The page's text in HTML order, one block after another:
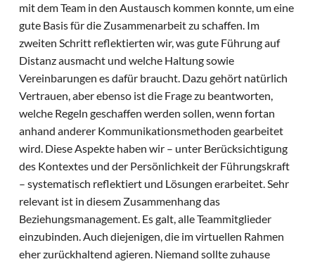
mit dem Team in den Austausch kommen konnte, um eine
gute Basis für die Zusammenarbeit zu schaffen. Im
zweiten Schritt reflektierten wir, was gute Führung auf
Distanz ausmacht und welche Haltung sowie
Vereinbarungen es dafür braucht. Dazu gehört natürlich
Vertrauen, aber ebenso ist die Frage zu beantworten,
welche Regeln geschaffen werden sollen, wenn fortan
anhand anderer Kommunikationsmethoden gearbeitet
wird. Diese Aspekte haben wir – unter Berücksichtigung
des Kontextes und der Persönlichkeit der Führungskraft
– systematisch reflektiert und Lösungen erarbeitet. Sehr
relevant ist in diesem Zusammenhang das
Beziehungsmanagement. Es galt, alle Teammitglieder
einzubinden. Auch diejenigen, die im virtuellen Rahmen
eher zurückhaltend agieren. Niemand sollte zuhause